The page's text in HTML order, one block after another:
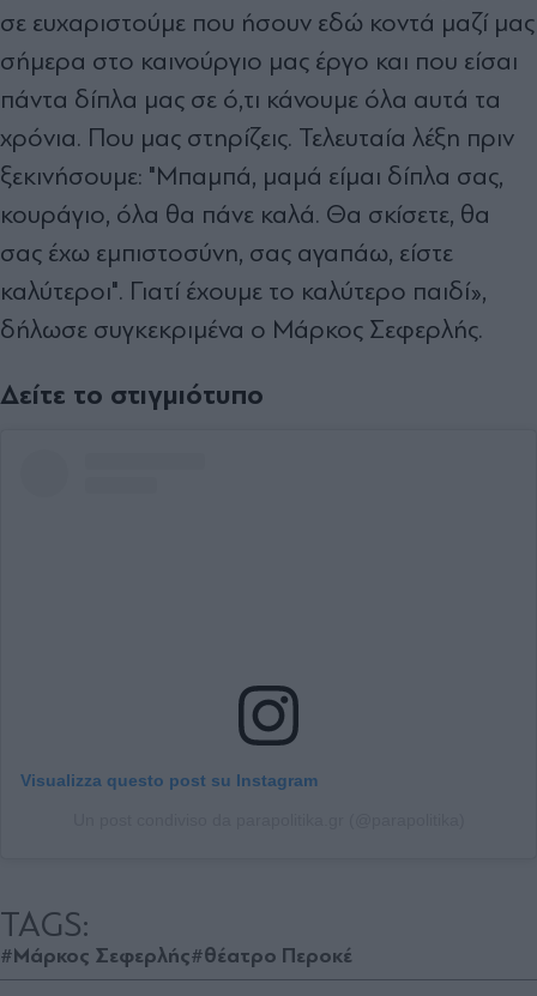
σε ευχαριστούμε που ήσουν εδώ κοντά μαζί μας
σήμερα στο καινούργιο μας έργο και που είσαι
πάντα δίπλα μας σε ό,τι κάνουμε όλα αυτά τα
χρόνια. Που μας στηρίζεις. Τελευταία λέξη πριν
ξεκινήσουμε: "Μπαμπά, μαμά είμαι δίπλα σας,
κουράγιο, όλα θα πάνε καλά. Θα σκίσετε, θα
σας έχω εμπιστοσύνη, σας αγαπάω, είστε
καλύτεροι". Γιατί έχουμε το καλύτερο παιδί»,
δήλωσε συγκεκριμένα ο Μάρκος Σεφερλής.
Δείτε το στιγμιότυπο
Visualizza questo post su Instagram
TAGS:
#Μάρκος Σεφερλής#θέατρο Περοκέ